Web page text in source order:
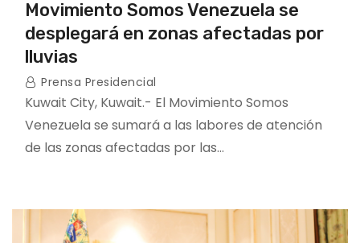
Movimiento Somos Venezuela se
desplegará en zonas afectadas por
lluvias
Prensa Presidencial
Kuwait City, Kuwait.- El Movimiento Somos
Venezuela se sumará a las labores de atención
de las zonas afectadas por las…